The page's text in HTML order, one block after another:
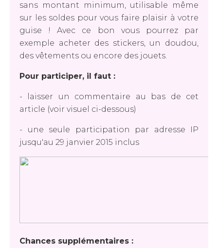
sans montant minimum, utilisable même
sur les soldes pour vous faire plaisir à votre
guise ! Avec ce bon vous pourrez par
exemple acheter des stickers, un doudou,
des vêtements ou encore des jouets.
Pour participer, il faut :
- laisser un commentaire au bas de cet
article (voir visuel ci-dessous)
- une seule participation par adresse IP
jusqu'au 29 janvier 2015 inclus
Chances supplémentaires :